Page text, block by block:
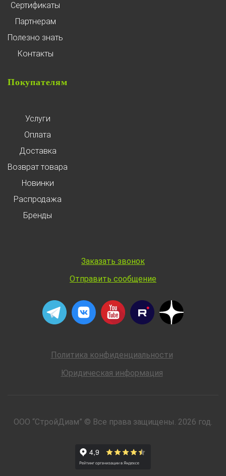
Сертификаты
Партнерам
Полезно знать
Контакты
Покупателям
Услуги
Оплата
Доставка
Возврат товара
Новинки
Распродажа
Бренды
Заказать звонок
Отправить сообщение
Политика конфиденциальности
Юридическая информация
ООО “СтройДиам” © Все права защищены. 2026 год.